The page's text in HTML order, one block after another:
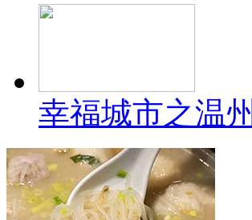
幸福城市之温州